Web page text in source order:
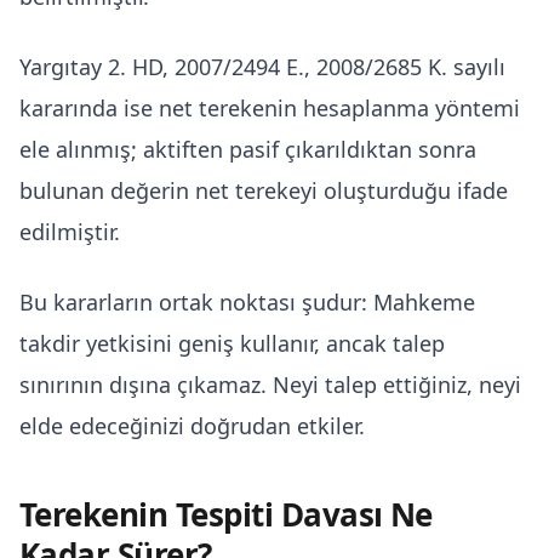
Yargıtay 2. HD, 2007/2494 E., 2008/2685 K. sayılı
kararında ise net terekenin hesaplanma yöntemi
ele alınmış; aktiften pasif çıkarıldıktan sonra
bulunan değerin net terekeyi oluşturduğu ifade
edilmiştir.
Bu kararların ortak noktası şudur: Mahkeme
takdir yetkisini geniş kullanır, ancak talep
sınırının dışına çıkamaz. Neyi talep ettiğiniz, neyi
elde edeceğinizi doğrudan etkiler.
Terekenin Tespiti Davası Ne